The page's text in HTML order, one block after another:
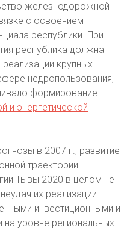
железнодорожной
с освоением
республики. При
республика должна
крупных
недропользования,
формирование
и энергетической
в 2007 г., развитие
траектории.
Тывы 2020 в целом не
их реализации
инвестиционными и
уровне региональных